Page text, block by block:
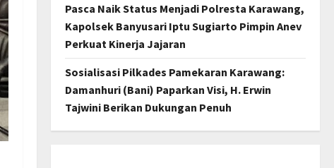
Pasca Naik Status Menjadi Polresta Karawang,
Kapolsek Banyusari Iptu Sugiarto Pimpin Anev
Perkuat Kinerja Jajaran
Sosialisasi Pilkades Pamekaran Karawang:
Damanhuri (Bani) Paparkan Visi, H. Erwin
Tajwini Berikan Dukungan Penuh